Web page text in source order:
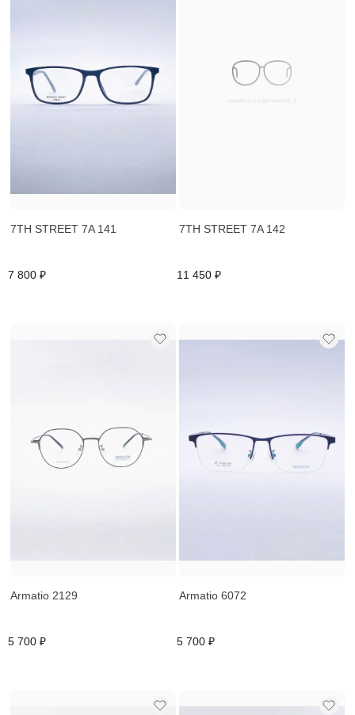
7TH STREET 7A 141
7 800 ₽
7TH STREET 7A 142
11 450 ₽
Armatio 2129
5 700 ₽
Armatio 6072
5 700 ₽